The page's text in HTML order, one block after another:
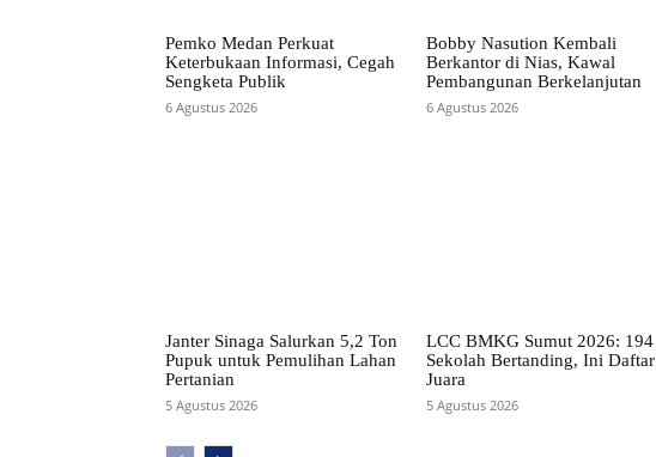
Pemko Medan Perkuat
Keterbukaan Informasi, Cegah
Sengketa Publik
6 Agustus 2026
Bobby Nasution Kembali
Berkantor di Nias, Kawal
Pembangunan Berkelanjutan
6 Agustus 2026
Janter Sinaga Salurkan 5,2 Ton
Pupuk untuk Pemulihan Lahan
Pertanian
5 Agustus 2026
LCC BMKG Sumut 2026: 194
Sekolah Bertanding, Ini Daftar
Juara
5 Agustus 2026